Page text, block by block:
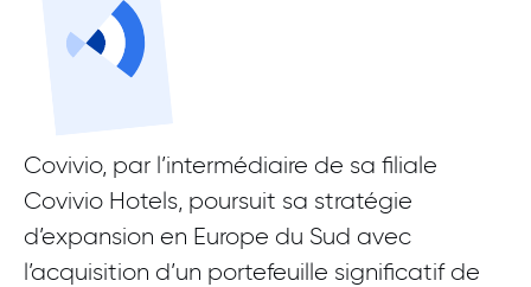
Covivio, par l’intermédiaire de sa filiale
Covivio Hotels, poursuit sa stratégie
d’expansion en Europe du Sud avec
l’acquisition d’un portefeuille significatif de